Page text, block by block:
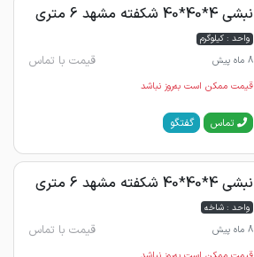
نبشی 4*40*40 شکفته مشهد 6 متری
واحد : کیلوگرم
8 ماه پیش
قیمت با تماس
قیمت ممکن است به‌روز نباشد
تماس گفتگو
نبشی 4*40*40 شکفته مشهد 6 متری
واحد : شاخه
8 ماه پیش
قیمت با تماس